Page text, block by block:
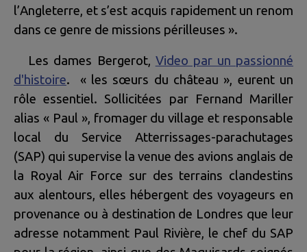
l’Angleterre, et s’est acquis rapidement un renom
dans ce genre de missions périlleuses ».
Les dames Bergerot, Video par un passionné
d'histoire. « les sœurs du château », eurent un
rôle essentiel. Sollicitées par Fernand Mariller
alias « Paul », fromager du village et responsable
local du Service Atterrissages-parachutages
(SAP) qui supervise la venue des avions anglais de
la Royal Air Force sur des terrains clandestins
aux alentours, elles hébergent des voyageurs en
provenance ou à destination de Londres que leur
adresse notamment Paul Rivière, le chef du SAP